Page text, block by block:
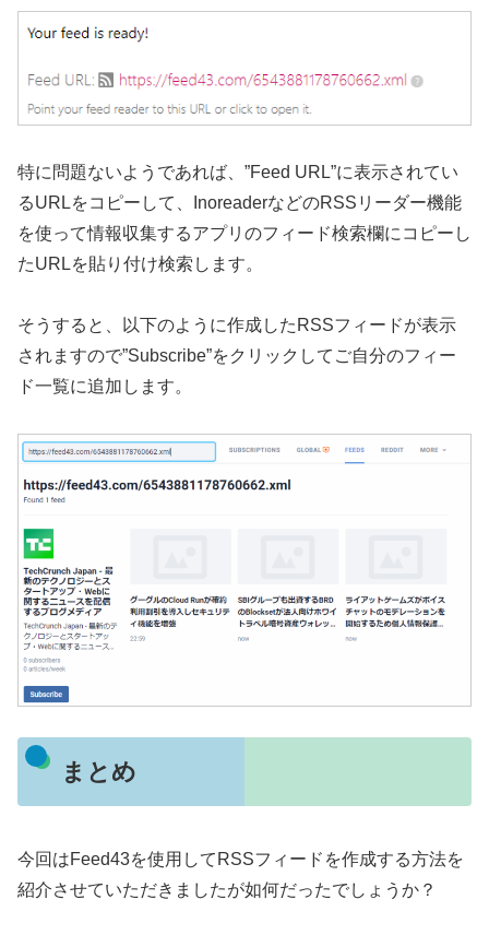
特に問題ないようであれば、”Feed URL”に表示されてい
るURLをコピーして、InoreaderなどのRSSリーダー機能
を使って情報収集するアプリのフィード検索欄にコピーし
たURLを貼り付け検索します。
そうすると、以下のように作成したRSSフィードが表示
されますので”Subscribe”をクリックしてご自分のフィー
ド一覧に追加します。
まとめ
今回はFeed43を使用してRSSフィードを作成する方法を
紹介させていただきましたが如何だったでしょうか？